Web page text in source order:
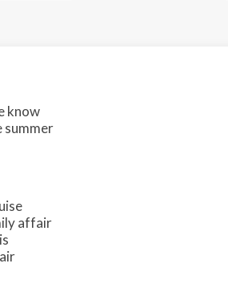
know
summer
affair